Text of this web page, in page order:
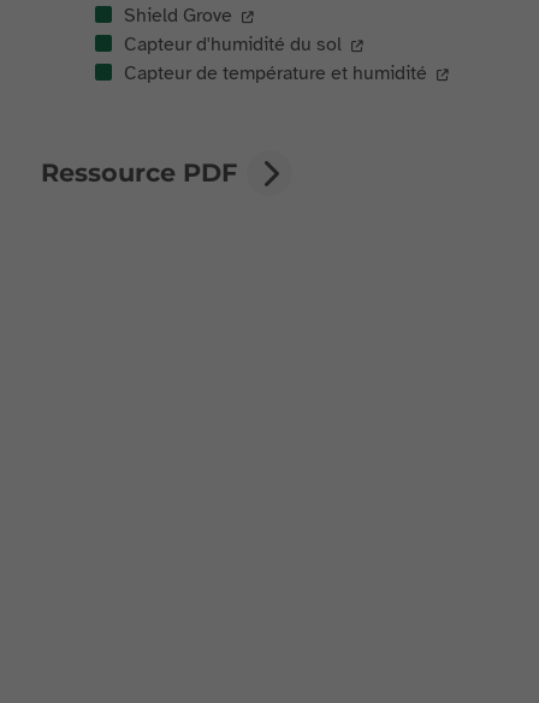
Shield Grove
Capteur d'humidité du sol
Capteur de température et humidité
Ressource PDF